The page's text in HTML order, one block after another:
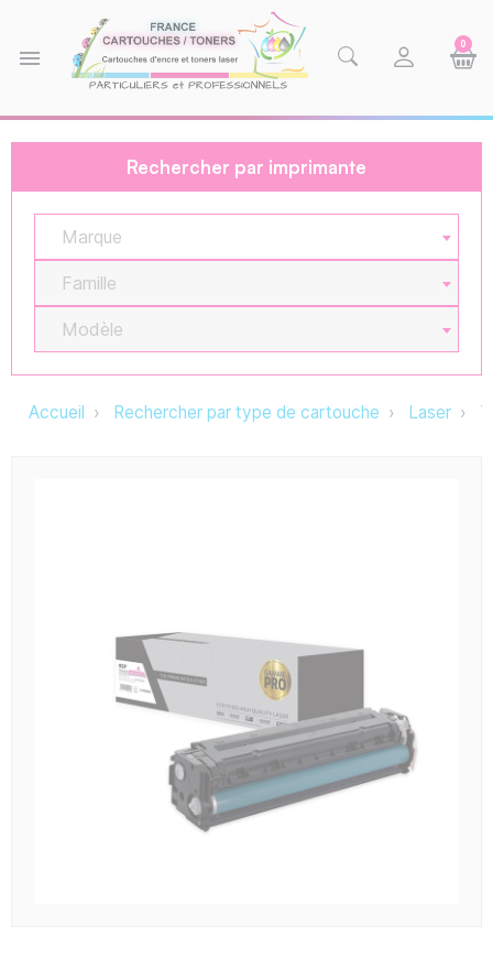
menu
0
Rechercher par imprimante
Marque
Famille
Modèle
Accueil Rechercher par type de cartouche Laser